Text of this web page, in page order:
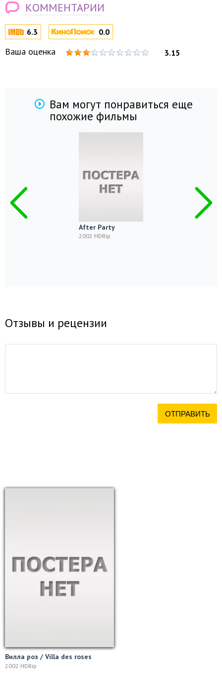
6.3 0.0
Ваша оценка 3.15
КОММЕНТАРИИ
Вам могут понравиться еще
похожие фильмы
After Party
2002 HDRip
Отзывы и рецензии
Вилла роз / Villa des roses
2002 HDRip